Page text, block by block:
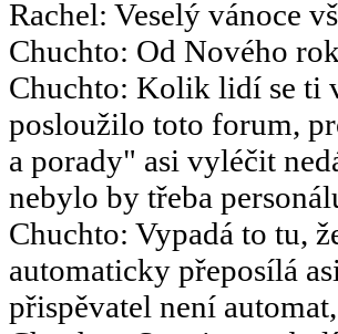
Rachel: Veselý vánoce
Chuchto: Od Nového
Chuchto: Kolik lidí se ti
posloužilo toto forum,
a porady" asi vyléčit
nebylo by třeba
Chuchto: Vypadá to tu,
automaticky přeposílá
přispěvatel není